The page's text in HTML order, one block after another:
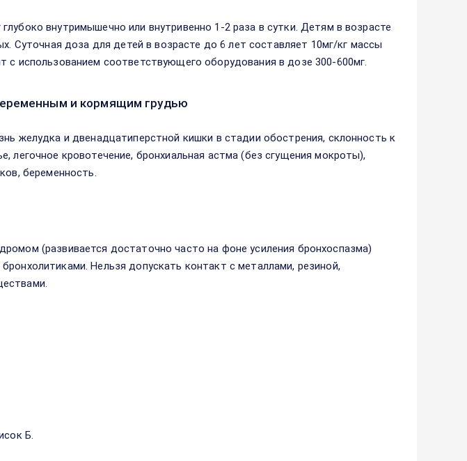
внутримышечно или внутривенно 1-2 раза в сутки. Детям в возрасте
Суточная доза для детей в возрасте до 6 лет составляет 10мг/кг массы
с использованием соответствующего оборудования в дозе 300-600мг.
и кормящим грудью
желудка и двенадцатиперстной кишки в стадии обострения, склонность к
легочное кровотечение, бронхиальная астма (без сгущения мокроты),
беременность.
(развивается достаточно часто на фоне усиления бронхоспазма)
Нельзя допускать контакт с металлами, резиной,
Б.